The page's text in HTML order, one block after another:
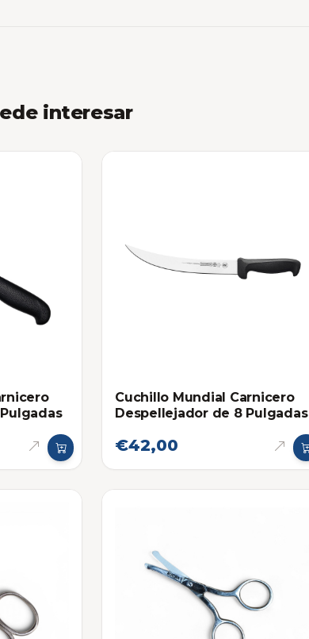
interesar
Cuchillo Mundial Carnicero
Despellejador de 8 Pulgadas
€42,00